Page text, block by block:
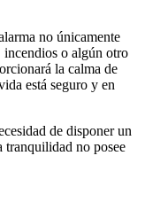
no únicamente
incendios o algún otro
la calma de
está seguro y en
de disponer un
tranquilidad no posee